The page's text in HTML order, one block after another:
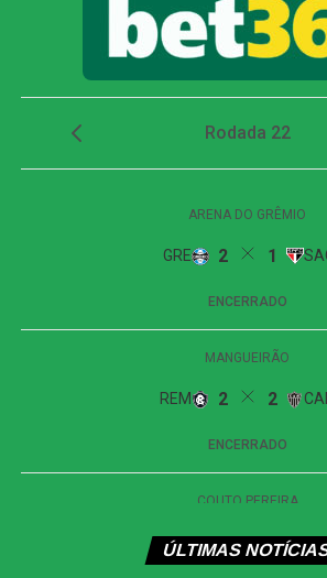
O time alvinegro voltou a ameaçar aos
Medina tabelou com Arthur Cabral,
para fora. Em seguida, o volante
Atlético-MG e Remo ficam no
O Botafogo abriu o placar aos 43
vantagem antes do intervalo.
ofensivo e quase empatou logo aos
facilitou a defesa de Warleson.
ÚLTIMAS